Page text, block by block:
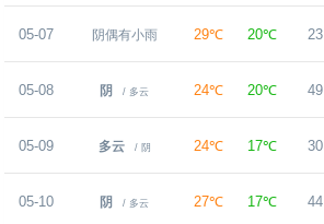
05-07 阴偶有小雨 29℃ 20℃ 23
05-08 阴 / 多云 24℃ 20℃ 49
05-09 多云 / 阴 24℃ 17℃ 30
05-10 阴 / 多云 27℃ 17℃ 44